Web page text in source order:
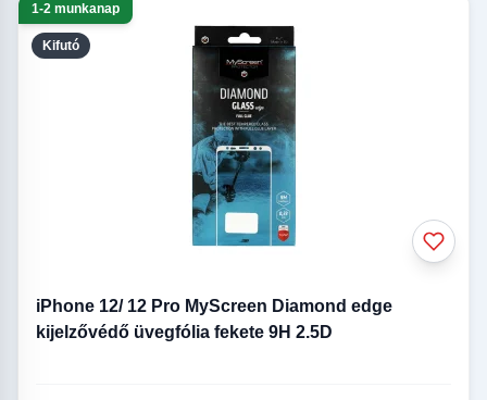
Kifutó
1-2 munkanap
iPhone 12/ 12 Pro MyScreen Diamond edge
kijelzővédő üvegfólia fekete 9H 2.5D